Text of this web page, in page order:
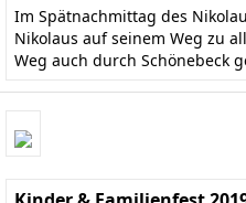
Im Spätnachmittag des
Nikolaus auf seinem Weg zu
Weg auch durch Schönebeck